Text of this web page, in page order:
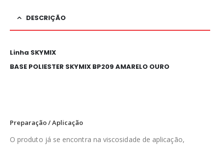
DESCRIÇÃO
Linha SKYMIX
BASE POLIESTER SKYMIX BP209 AMARELO OURO
Preparação / Aplicação
O produto já se encontra na viscosidade de aplicação,